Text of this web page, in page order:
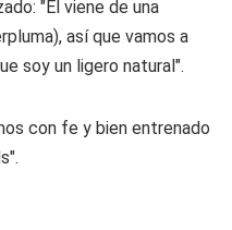
"Él viene de una
así que vamos a
soy un ligero natural".
con fe y bien entrenado